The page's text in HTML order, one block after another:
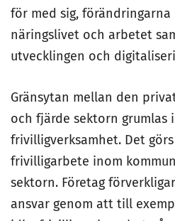
för med sig,
näringslivet och arbetet
utvecklingen och
Gränsytan mellan den
och fjärde sektorn grumlas
frivilligverksamhet. Det
frivilligarbete inom
sektorn. Företag
ansvar genom att till